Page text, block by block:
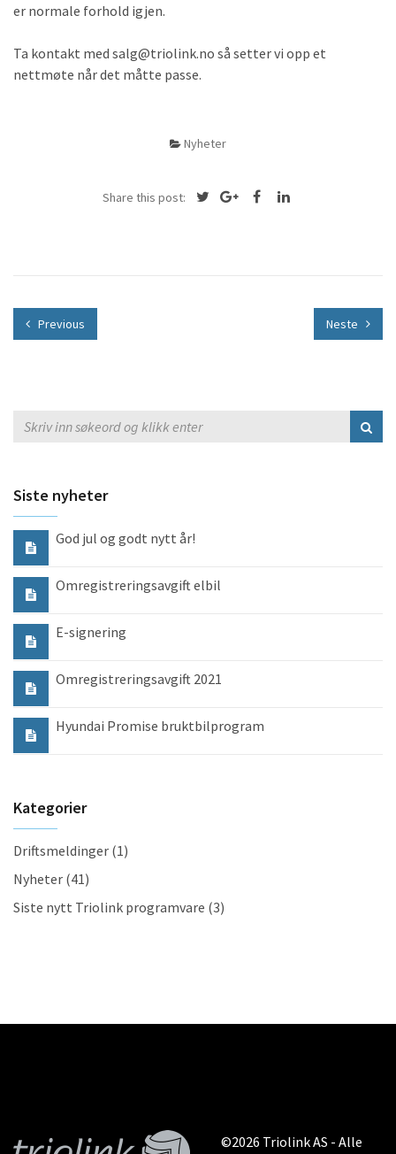
er normale forhold igjen.
Ta kontakt med salg@triolink.no så setter vi opp et
nettmøte når det måtte passe.
Nyheter
Share this post:
Previous Neste
Siste nyheter
God jul og godt nytt år!
Omregistreringsavgift elbil
E-signering
Omregistreringsavgift 2021
Hyundai Promise bruktbilprogram
Kategorier
Driftsmeldinger (1)
Nyheter (41)
Siste nytt Triolink programvare (3)
©2026 Triolink AS - Alle